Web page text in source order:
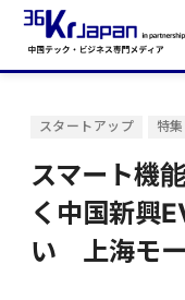
スタートアップ 特集
スマート機
く中国新興
い 上海モ